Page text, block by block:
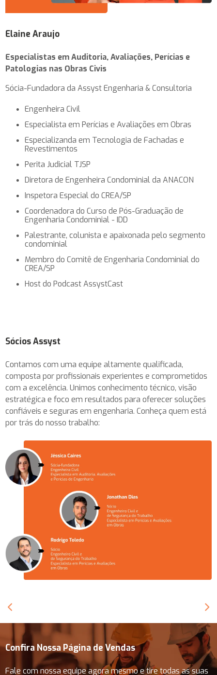
Elaine Araujo
Especialistas em Auditoria, Avaliações, Perícias e
Patologias nas Obras Civis
Sócia-Fundadora da Assyst Engenharia & Consultoria
Engenheira Civil
Especialista em Perícias e Avaliações em Obras
Especializanda em Tecnologia de Fachadas e
Revestimentos
Perita Judicial TJSP
Diretora de Engenheira Condominial da ANACON
Inspetora Especial do CREA/SP
Coordenadora do Curso de Pós-Graduação de
Engenharia Condominial - IDD
Palestrante, colunista e apaixonada pelo segmento
condominial
Membro do Comitê de Engenharia Condominial do
CREA/SP
Host do Podcast AssystCast
Sócios Assyst
Contamos com uma equipe altamente qualificada,
composta por profissionais experientes e comprometidos
com a excelência. Unimos conhecimento técnico, visão
estratégica e foco em resultados para oferecer soluções
confiáveis e seguras em engenharia. Conheça quem está
por trás do nosso trabalho:
Confira Nossa Página de Vendas
Fale com nossa equipe agora mesmo e tire todas as suas